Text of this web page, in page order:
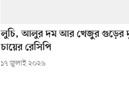
লুচি, আলুর দম আর খেজুর গুড়ের
চায়ের রেসিপি
১৭ জুলাই ২০২৬